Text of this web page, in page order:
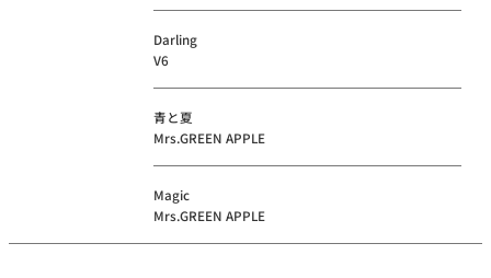
Darling
V6
青と夏
Mrs.GREEN APPLE
Magic
Mrs.GREEN APPLE